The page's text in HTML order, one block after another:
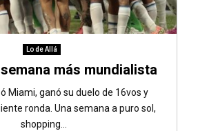
Lo de Allá
más mundialista
Miami, ganó su duelo de 16vos y
ronda. Una semana a puro sol,
shopping...